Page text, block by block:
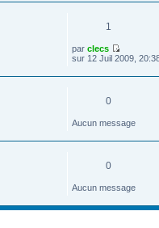
1
par clecs
sur 12 Juil 2009,
0
Aucun message
0
Aucun message